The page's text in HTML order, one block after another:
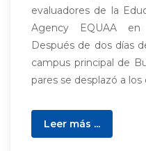
evaluadores de la
Agency EQUAA
Después de dos días
campus principal de
pares se desplazó a los
Leer más ...